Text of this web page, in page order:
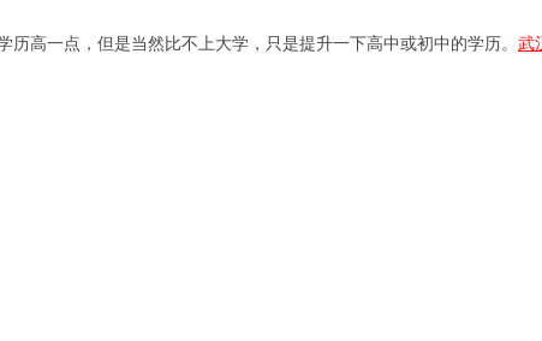
高一点，但是当然比不上大学，只是提升一下高中或初中的学历。 武